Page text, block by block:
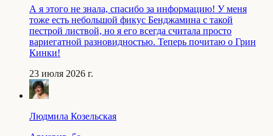
А я этого не знала, спасибо за информацию! У меня
тоже есть небольшой фикус Бенджамина с такой
пестрой листвой, но я его всегда считала просто
вариегатной разновидностью. Теперь почитаю о Грин
Кинки!
23 июля 2026 г.
Людмила Козельская